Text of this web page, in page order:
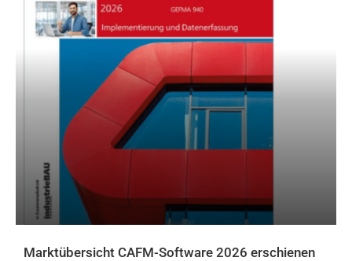
Marktübersicht CAFM-Software 2026 erschienen